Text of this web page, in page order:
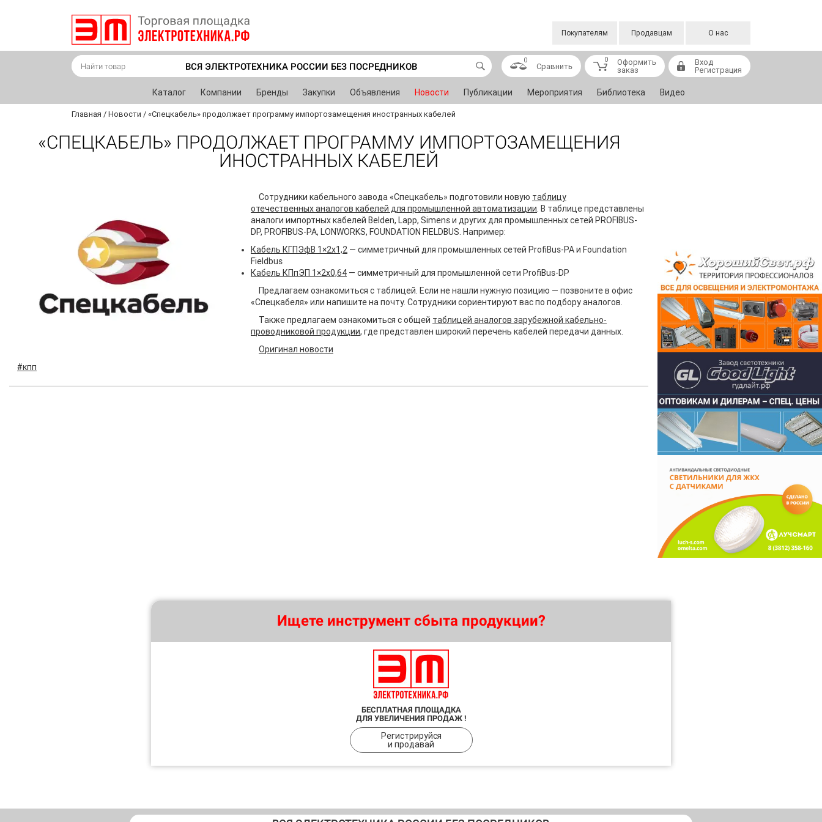
Покупателям Продавцам О нас
ВСЯ ЭЛЕКТРОТЕХНИКА РОССИИ БЕЗ ПОСРЕДНИКОВ
0
Сравнить
0
Оформить
заказ
Вход
Регистрация
Каталог Компании Бренды Закупки Объявления Новости Публикации Мероприятия Библиотека Видео
Главная / Новости / «Спецкабель» продолжает программу импортозамещения иностранных кабелей
«СПЕЦКАБЕЛЬ» ПРОДОЛЖАЕТ ПРОГРАММУ ИМПОРТОЗАМЕЩЕНИЯ
ИНОСТРАННЫХ КАБЕЛЕЙ
Сотрудники кабельного завода «Спецкабель» подготовили новую таблицу
отечественных аналогов кабелей для промышленной автоматизации . В таблице представлены
аналоги импортных кабелей Belden, Lapp, Simens и других для промышленных сетей PROFIBUS-
DP, PROFIBUS-PA, LONWORKS, FOUNDATION FIELDBUS. Например:
Кабель КГПЭфВ 1×2x1,2 — симметричный для промышленных сетей ProfiBus-PA и Foundation
Fieldbus
Кабель КПпЭП 1×2x0,64 — симметричный для промышленной сети ProfiBus-DP
Предлагаем ознакомиться с таблицей. Если не нашли нужную позицию — позвоните в офис
«Спецкабеля» или напишите на почту. Сотрудники сориентируют вас по подбору аналогов.
Также предлагаем ознакомиться с общей таблицей аналогов зарубежной кабельно-
проводниковой продукции, где представлен широкий перечень кабелей передачи данных.
Оригинал новости
#кпп
Ищете инструмент сбыта продукции?
БЕСПЛАТНАЯ ПЛОЩАДКА
ДЛЯ УВЕЛИЧЕНИЯ ПРОДАЖ !
Регистрируйся
и продавай